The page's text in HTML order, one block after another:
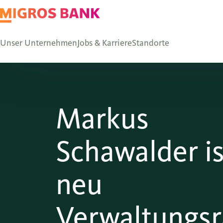
Unser UnternehmenJobs & KarriereStandorte
Markus
Schawalder
neu